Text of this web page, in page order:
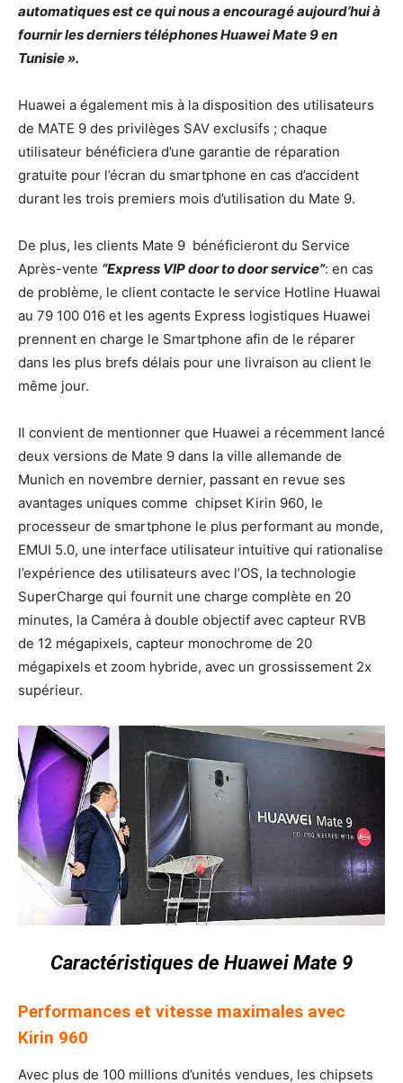
automatiques est ce qui nous a encouragé aujourd’hui à
fournir les derniers téléphones Huawei Mate 9 en
Tunisie ».
Huawei a également mis à la disposition des utilisateurs
de MATE 9 des privilèges SAV exclusifs ; chaque
utilisateur bénéficiera d’une garantie de réparation
gratuite pour l’écran du smartphone en cas d’accident
durant les trois premiers mois d’utilisation du Mate 9.
De plus, les clients Mate 9 bénéficieront du Service
Après-vente “Express VIP door to door service”: en cas
de problème, le client contacte le service Hotline Huawai
au 79 100 016 et les agents Express logistiques Huawei
prennent en charge le Smartphone afin de le réparer
dans les plus brefs délais pour une livraison au client le
même jour.
Il convient de mentionner que Huawei a récemment lancé
deux versions de Mate 9 dans la ville allemande de
Munich en novembre dernier, passant en revue ses
avantages uniques comme chipset Kirin 960, le
processeur de smartphone le plus performant au monde,
EMUI 5.0, une interface utilisateur intuitive qui rationalise
l’expérience des utilisateurs avec l’OS, la technologie
SuperCharge qui fournit une charge complète en 20
minutes, la Caméra à double objectif avec capteur RVB
de 12 mégapixels, capteur monochrome de 20
mégapixels et zoom hybride, avec un grossissement 2x
supérieur.
Caractéristiques de Huawei Mate 9
Performances et vitesse maximales avec
Kirin 960
Avec plus de 100 millions d’unités vendues, les chipsets